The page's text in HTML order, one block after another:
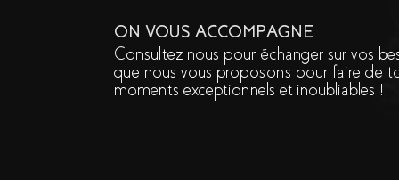
ON VOUS ACCOMPAGNE
Consultez-nous pour échanger sur vos
que nous vous proposons pour faire de
moments exceptionnels et inoubliables !